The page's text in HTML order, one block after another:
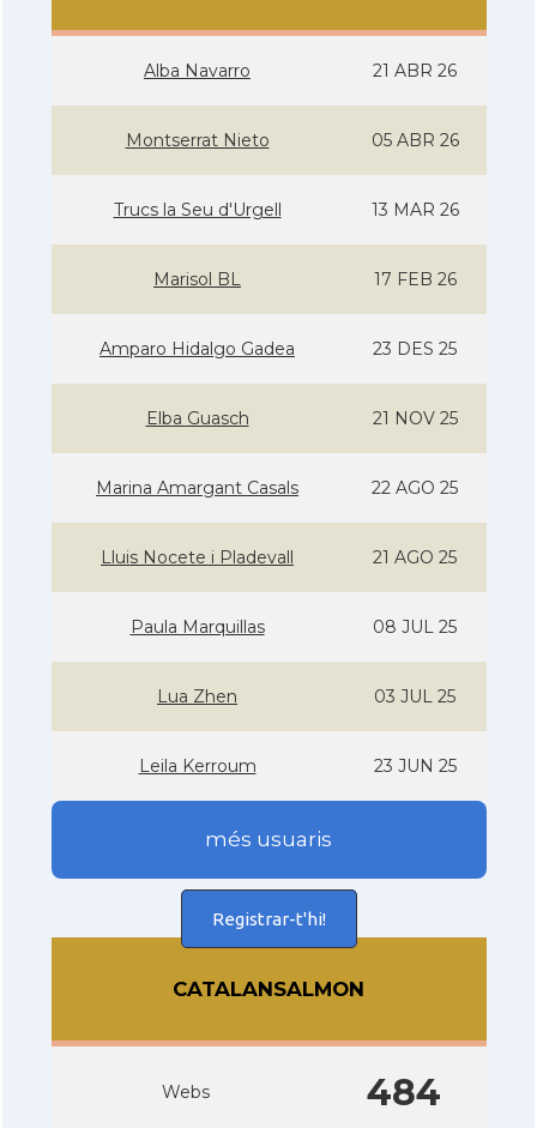
Alba Navarro 21 ABR 26
Montserrat Nieto 05 ABR 26
Trucs la Seu d'Urgell 13 MAR 26
Marisol BL 17 FEB 26
Amparo Hidalgo Gadea 23 DES 25
Elba Guasch 21 NOV 25
Marina Amargant Casals 22 AGO 25
Lluis Nocete i Pladevall 21 AGO 25
Paula Marquillas 08 JUL 25
Lua Zhen 03 JUL 25
Leila Kerroum 23 JUN 25
més usuaris
Registrar-t'hi!
CATALANSALMON
Webs 484